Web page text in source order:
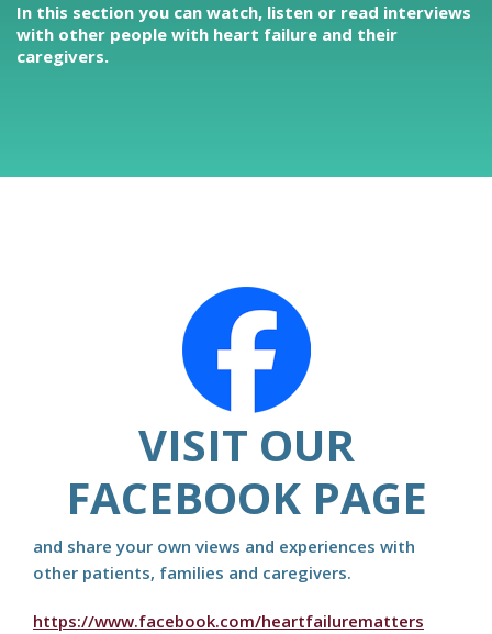
In this section you can watch, listen or read interviews
with other people with heart failure and their
caregivers.
VISIT OUR
FACEBOOK PAGE
and share your own views and experiences with
other patients, families and caregivers.
https://www.facebook.com/heartfailurematters